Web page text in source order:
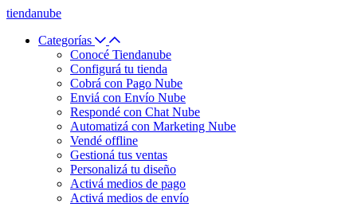
tiendanube
Categorías
Conocé Tiendanube
Configurá tu tienda
Cobrá con Pago Nube
Enviá con Envío Nube
Respondé con Chat Nube
Automatizá con Marketing Nube
Vendé offline
Gestioná tus ventas
Personalizá tu diseño
Activá medios de pago
Activá medios de envío